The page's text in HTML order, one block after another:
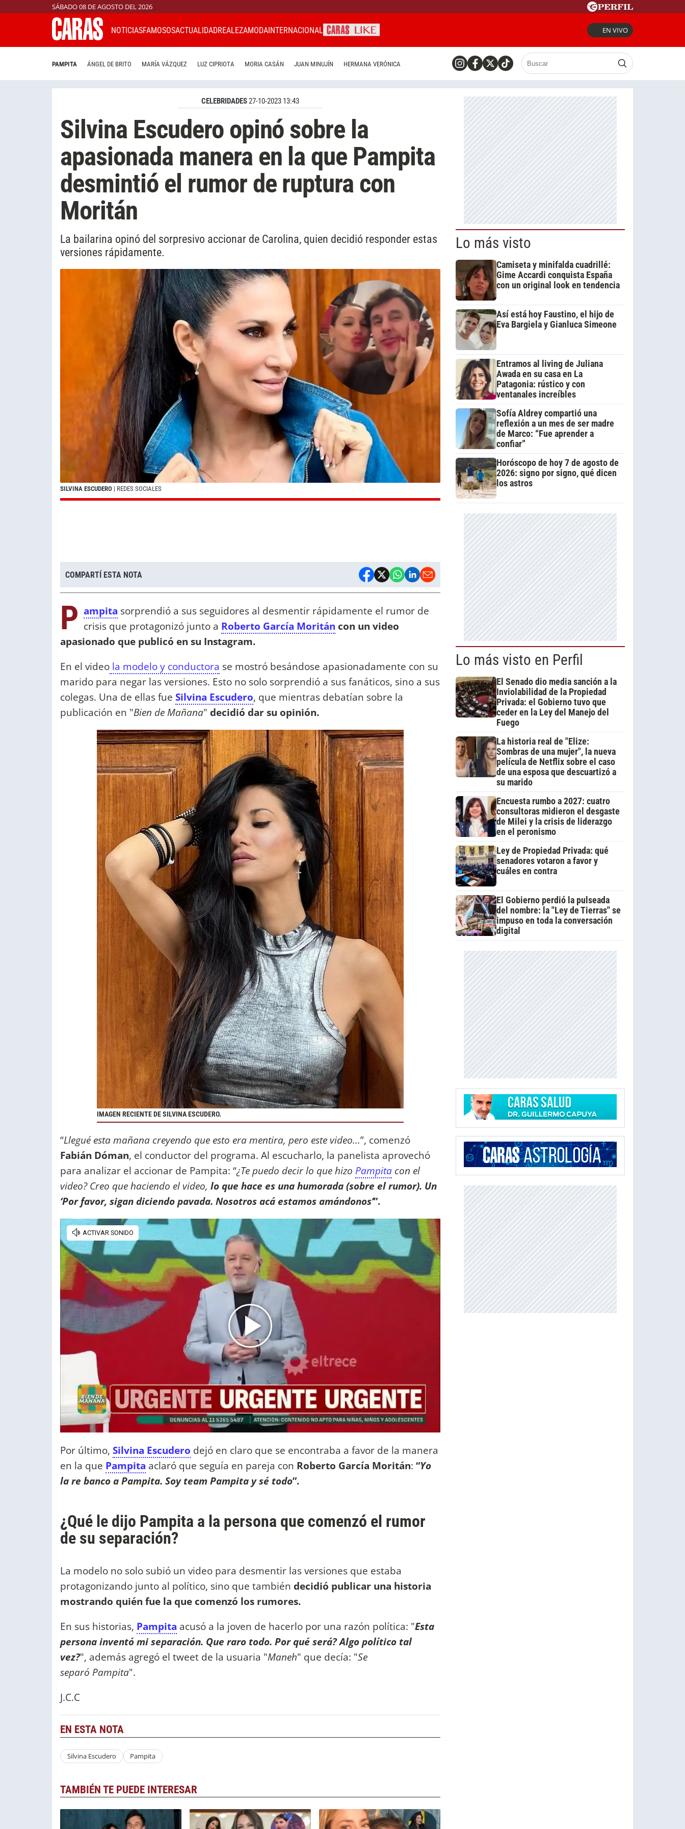
SÁBADO 08 DE AGOSTO DEL 2026
NOTICIASFAMOSOSACTUALIDADREALEZAMODAINTERNACIONAL EN VIVO
PAMPITA ÁNGEL DE BRITO MARÍA VÁZQUEZ LUZ CIPRIOTA MORIA CASÁN JUAN MINUJÍN HERMANA VERÓNICA
CELEBRIDADES27-10-2023 13:43
Silvina Escudero opinó sobre la
apasionada manera en la que Pampita
desmintió el rumor de ruptura con
Moritán
La bailarina opinó del sorpresivo accionar de Carolina, quien decidió responder estas
versiones rápidamente.
SILVINA ESCUDERO | REDES SOCIALES
COMPARTÍ ESTA NOTA
P ampita sorprendió a sus seguidores al desmentir rápidamente el rumor de
crisis que protagonizó junto a Roberto García Moritán con un video
apasionado que publicó en su Instagram.
En el video la modelo y conductora se mostró besándose apasionadamente con su
marido para negar las versiones. Esto no solo sorprendió a sus fanáticos, sino a sus
colegas. Una de ellas fue Silvina Escudero, que mientras debatían sobre la
publicación en "Bien de Mañana" decidió dar su opinión.
IMAGEN RECIENTE DE SILVINA ESCUDERO.
“Llegué esta mañana creyendo que esto era mentira, pero este video...”, comenzó
Fabián Dóman, el conductor del programa. Al escucharlo, la panelista aprovechó
para analizar el accionar de Pampita: “¿Te puedo decir lo que hizo Pampita con el
video? Creo que haciendo el video, lo que hace es una humorada (sobre el rumor). Un
‘Por favor, sigan diciendo pavada. Nosotros acá estamos amándonos’”.
Por último, Silvina Escudero dejó en claro que se encontraba a favor de la manera
en la que Pampita aclaró que seguía en pareja con Roberto García Moritán: “Yo
la re banco a Pampita. Soy team Pampita y sé todo”.
¿Qué le dijo Pampita a la persona que comenzó el rumor
de su separación?
La modelo no solo subió un video para desmentir las versiones que estaba
protagonizando junto al político, sino que también decidió publicar una historia
mostrando quién fue la que comenzó los rumores.
En sus historias, Pampita acusó a la joven de hacerlo por una razón política: "Esta
persona inventó mi separación. Que raro todo. Por qué será? Algo político tal
vez?", además agregó el tweet de la usuaria "Maneh" que decía: "Se
separó Pampita".
J.C.C
EN ESTA NOTA
Silvina Escudero Pampita
TAMBIÉN TE PUEDE INTERESAR
Lo más visto
Camiseta y minifalda cuadrillé:
Gime Accardi conquista España
con un original look en tendencia
Así está hoy Faustino, el hijo de
Eva Bargiela y Gianluca Simeone
Entramos al living de Juliana
Awada en su casa en La
Patagonia: rústico y con
ventanales increíbles
Sofía Aldrey compartió una
reflexión a un mes de ser madre
de Marco: “Fue aprender a
confiar”
Horóscopo de hoy 7 de agosto de
2026: signo por signo, qué dicen
los astros
Lo más visto en Perfil
El Senado dio media sanción a la
Inviolabilidad de la Propiedad
Privada: el Gobierno tuvo que
ceder en la Ley del Manejo del
Fuego
La historia real de "Elize:
Sombras de una mujer", la nueva
película de Netflix sobre el caso
de una esposa que descuartizó a
su marido
Encuesta rumbo a 2027: cuatro
consultoras midieron el desgaste
de Milei y la crisis de liderazgo
en el peronismo
Ley de Propiedad Privada: qué
senadores votaron a favor y
cuáles en contra
El Gobierno perdió la pulseada
del nombre: la "Ley de Tierras" se
impuso en toda la conversación
digital